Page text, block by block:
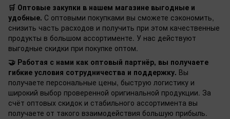
🛒 Оптовые закупки в нашем магазине выгодные и
удобные. С оптовыми покупками вы сможете сэкономить,
снизить часть расходов и получить при этом качественные
продукты в большом ассортименте. У нас действуют
выгодные скидки при покупке оптом.
🤝 Работая с нами как оптовый партнёр, вы получаете
гибкие условия сотрудничества и поддержку. Вы
получаете персональные цены, быструю логистику и
широкий выбор проверенной оригинальной продукции. За
счёт оптовых скидок и стабильного ассортимента вы
получаете от такого взаимодействия большую прибыль.